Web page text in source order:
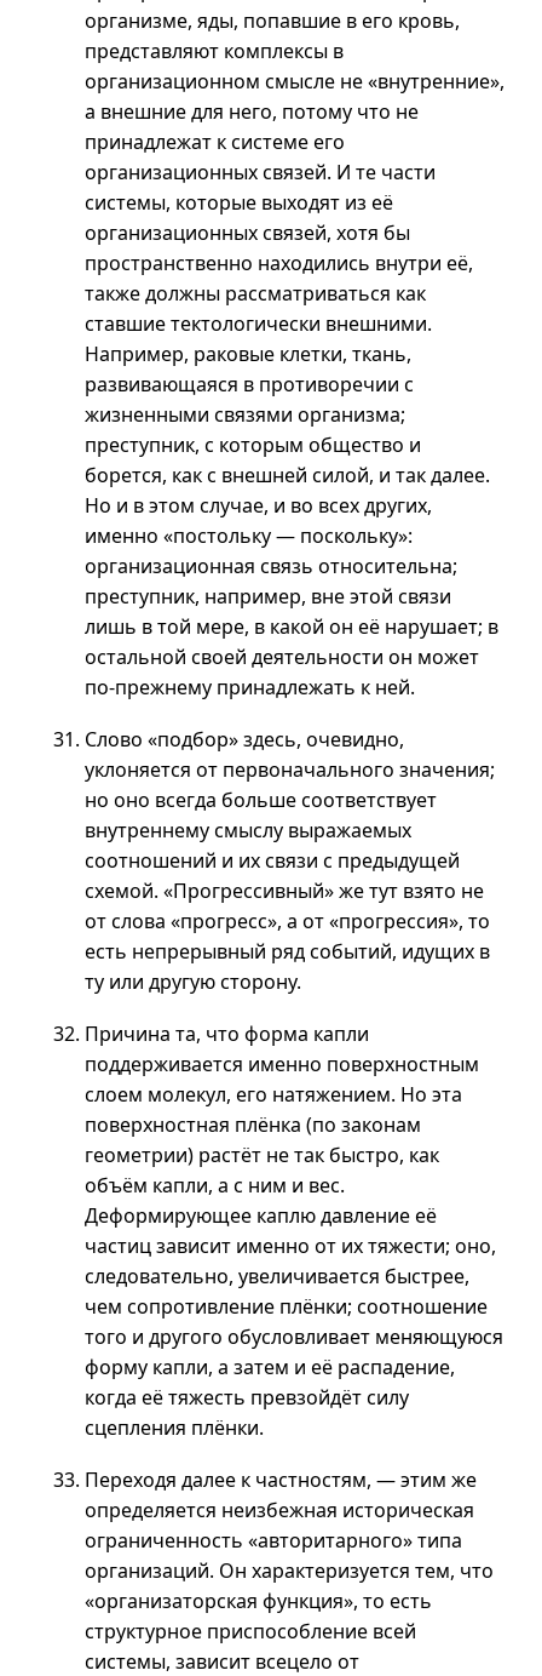
организме, яды, попавшие в его кровь,
представляют комплексы в
организационном смысле не «внутренние»,
а внешние для него, потому что не
принадлежат к системе его
организационных связей. И те части
системы, которые выходят из её
организационных связей, хотя бы
пространственно находились внутри её,
также должны рассматриваться как
ставшие тектологически внешними.
Например, раковые клетки, ткань,
развивающаяся в противоречии с
жизненными связями организма;
преступник, с которым общество и
борется, как с внешней силой, и так далее.
Но и вэтом случае, и во всех других,
именно «постольку — поскольку»:
организационная связь относительна;
преступник, например, вне этой связи
лишь в той мере, в какой он её нарушает; в
остальной своей деятельности он может
по-прежнему принадлежать к ней.
Слово «подбор» здесь, очевидно,
уклоняется от первоначального значения;
но оно всегда больше соответствует
внутреннему смыслу выражаемых
соотношений и их связи с предыдущей
схемой. «Прогрессивный» же тут взято не
от слова «прогресс», а от «прогрессия», то
есть непрерывный ряд событий, идущих в
ту или другую сторону.
Причина та, что форма капли
поддерживается именно поверхностным
слоем молекул, его натяжением. Но эта
поверхностная плёнка (по законам
геометрии) растёт не так быстро, как
объём капли, а с ним и вес.
Деформирующее каплю давление её
частиц зависит именно от их тяжести; оно,
следовательно, увеличивается быстрее,
чем сопротивление плёнки; соотношение
того и другого обусловливает меняющуюся
форму капли, а затем и её распадение,
когда её тяжесть превзойдёт силу
сцепления плёнки.
Переходя далее к частностям, — этим же
определяется неизбежная историческая
ограниченность «авторитарного» типа
организаций. Он характеризуется тем, что
«организаторская функция», то есть
структурное приспособление всей
системы, зависит всецело от